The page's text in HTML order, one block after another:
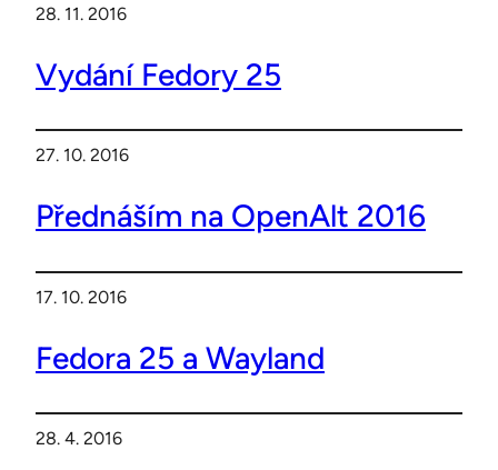
28. 11. 2016
Vydání Fedory 25
27. 10. 2016
Přednáším na OpenAlt 2016
17. 10. 2016
Fedora 25 a Wayland
28. 4. 2016